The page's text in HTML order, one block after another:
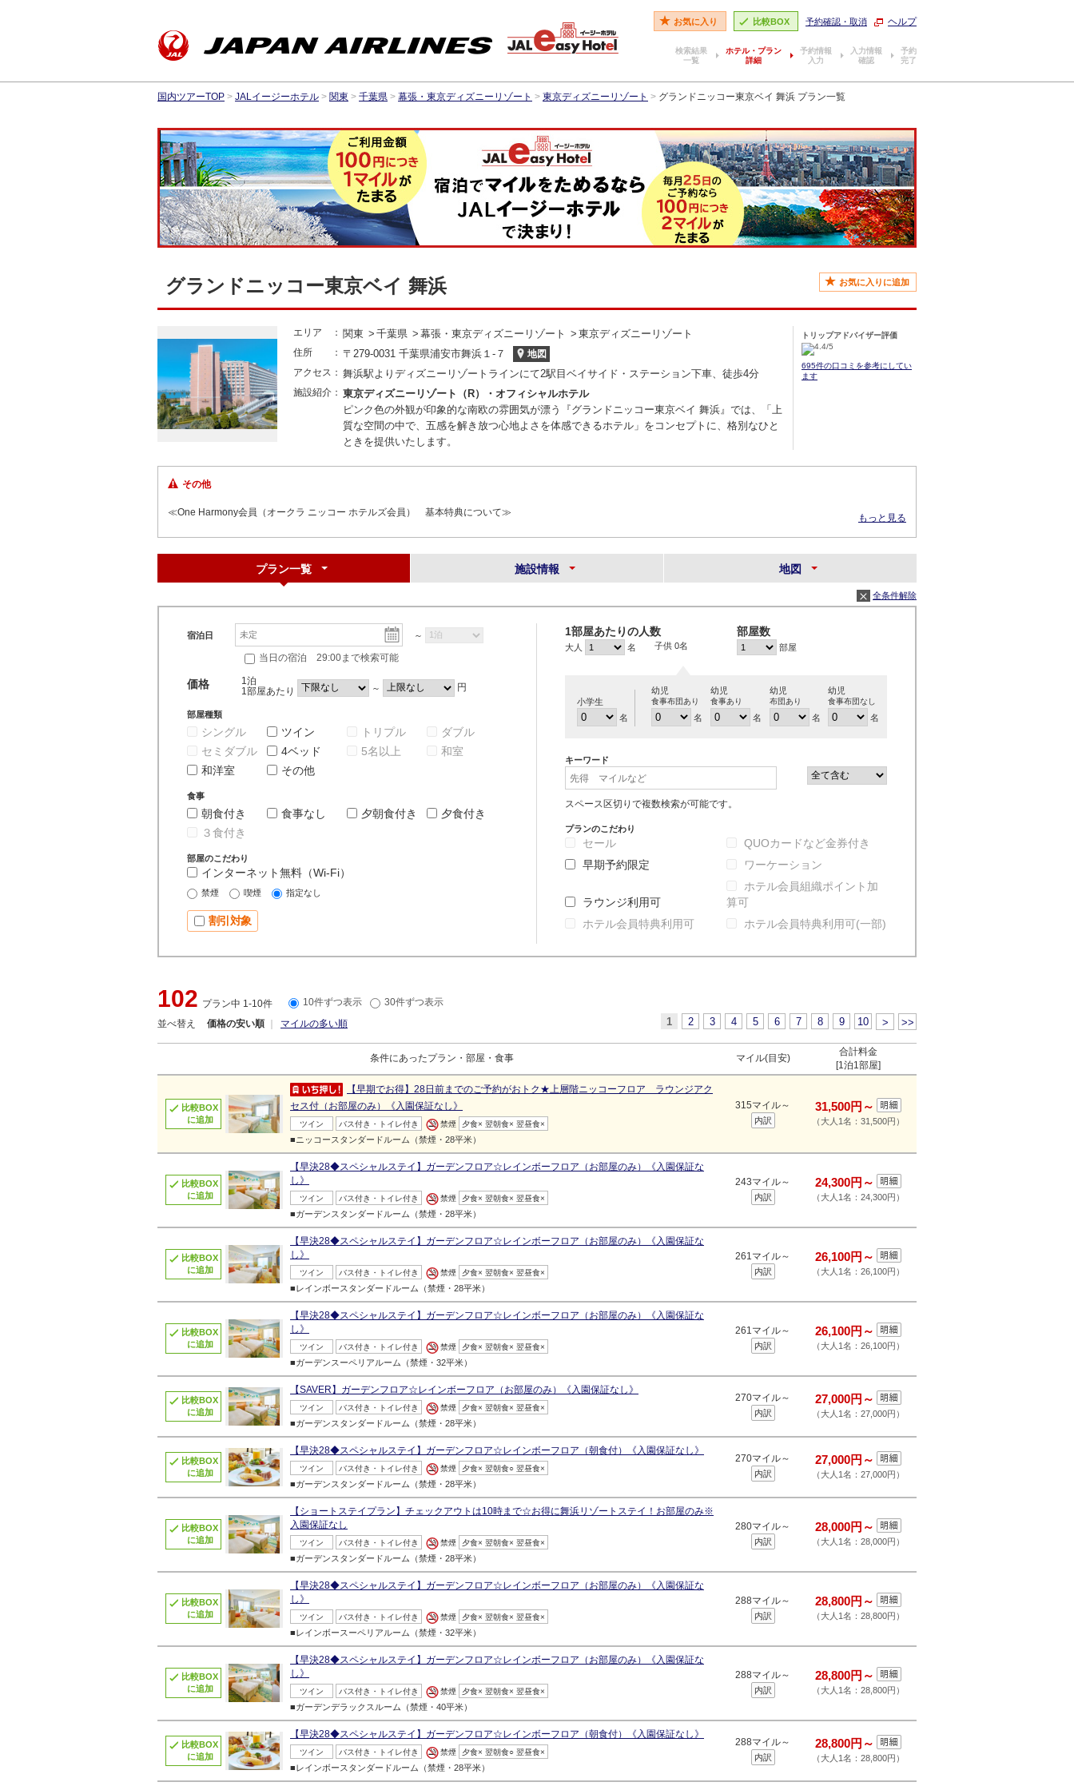
お気に入り 比較BOX 予約確認・取消 ヘルプ
検索結果
一覧
ホテル・プラン
詳細
予約情報
入力
入力情報
確認
予約
完了
国内ツアーTOP > JALイージーホテル > 関東 > 千葉県 > 幕張・東京ディズニーリゾート > 東京ディズニーリゾート > グランドニッコー東京ベイ 舞浜 プラン一覧
グランドニッコー東京ベイ 舞浜 お気に入りに追加
エリア 関東 千葉県 幕張・東京ディズニーリゾート 東京ディズニーリゾート
住所 〒279-0031 千葉県浦安市舞浜１‐７
地図
アクセス
舞浜駅よりディズニーリゾートラインにて2駅目ベイサイド・ステーション下車、徒歩4分
施設紹介
東京ディズニーリゾート（R）・オフィシャルホテル
ピンク色の外観が印象的な南欧の雰囲気が漂う『グランドニッコー東京ベイ 舞浜』では、「上
質な空間の中で、五感を解き放つ心地よさを体感できるホテル」をコンセプトに、格別なひと
ときを提供いたします。
トリップアドバイザー評価
695件の口コミを参考にしてい
ます
その他
≪One Harmony会員（オークラ ニッコー ホテルズ会員） 基本特典について≫
もっと見る
プラン一覧 施設情報 地図
全条件解除
宿泊日 ～
当日の宿泊 29:00まで検索可能
価格
1泊
1部屋あたり
～ 円
部屋種類
シングル ツイン トリプル
ダブル
セミダブル
4ベッド 5名以上
和室
和洋室
その他
食事
朝食付き 食事なし 夕朝食付き
夕食付き
３食付き
部屋のこだわり
インターネット無料（Wi-Fi）
禁煙 喫煙 指定なし
割引対象
1部屋あたりの人数
大人 名 子供 0名
部屋数
部屋
小学生
名
幼児
食事布団あり
名
幼児
食事あり
名
幼児
布団あり
名
幼児
食事布団なし
名
キーワード
スペース区切りで複数検索が可能です。
プランのこだわり
セール
QUOカードなど金券付き
早期予約限定
ワーケーション
ラウンジ利用可
ホテル会員組織ポイント加
算可
ホテル会員特典利用可
ホテル会員特典利用可(一部)
102 プラン中 1-10件 10件ずつ表示
30件ずつ表示
並べ替え
価格の安い順 マイルの多い順 1 2 3 4 5 6 7 8 9 10 > >>
条件にあったプラン・部屋・食事 マイル(目安)
合計料金
[1泊1部屋]
比較BOX
に追加
【早期でお得】28日前までのご予約がおトク★上層階ニッコーフロア ラウンジアク
セス付（お部屋のみ）《入園保証なし》
ツイン バス付き・トイレ付き 禁煙 夕食× 翌朝食× 翌昼食×
■ニッコースタンダードルーム（禁煙・28平米）
315マイル～
内訳
31,500円～
（大人1名：31,500円）
比較BOX
に追加
【早決28◆スペシャルステイ】ガーデンフロア☆レインボーフロア（お部屋のみ）《入園保証な
し》
ツイン バス付き・トイレ付き 禁煙 夕食× 翌朝食× 翌昼食×
■ガーデンスタンダードルーム（禁煙・28平米）
243マイル～
内訳
24,300円～
（大人1名：24,300円）
比較BOX
に追加
【早決28◆スペシャルステイ】ガーデンフロア☆レインボーフロア（お部屋のみ）《入園保証な
し》
ツイン バス付き・トイレ付き 禁煙 夕食× 翌朝食× 翌昼食×
■レインボースタンダードルーム（禁煙・28平米）
261マイル～
内訳
26,100円～
（大人1名：26,100円）
比較BOX
に追加
【早決28◆スペシャルステイ】ガーデンフロア☆レインボーフロア（お部屋のみ）《入園保証な
し》
ツイン バス付き・トイレ付き 禁煙 夕食× 翌朝食× 翌昼食×
■ガーデンスーペリアルーム（禁煙・32平米）
261マイル～
内訳
26,100円～
（大人1名：26,100円）
比較BOX
に追加
【SAVER】ガーデンフロア☆レインボーフロア（お部屋のみ）《入園保証なし》
ツイン バス付き・トイレ付き 禁煙 夕食× 翌朝食× 翌昼食×
■ガーデンスタンダードルーム（禁煙・28平米）
270マイル～
内訳
27,000円～
（大人1名：27,000円）
比較BOX
に追加
【早決28◆スペシャルステイ】ガーデンフロア☆レインボーフロア（朝食付）《入園保証なし》
ツイン バス付き・トイレ付き 禁煙 夕食× 翌朝食○ 翌昼食×
■ガーデンスタンダードルーム（禁煙・28平米）
270マイル～
内訳
27,000円～
（大人1名：27,000円）
比較BOX
に追加
【ショートステイプラン】チェックアウトは10時まで☆お得に舞浜リゾートステイ！お部屋のみ※
入園保証なし
ツイン バス付き・トイレ付き 禁煙 夕食× 翌朝食× 翌昼食×
■ガーデンスタンダードルーム（禁煙・28平米）
280マイル～
内訳
28,000円～
（大人1名：28,000円）
比較BOX
に追加
【早決28◆スペシャルステイ】ガーデンフロア☆レインボーフロア（お部屋のみ）《入園保証な
し》
ツイン バス付き・トイレ付き 禁煙 夕食× 翌朝食× 翌昼食×
■レインボースーペリアルーム（禁煙・32平米）
288マイル～
内訳
28,800円～
（大人1名：28,800円）
比較BOX
に追加
【早決28◆スペシャルステイ】ガーデンフロア☆レインボーフロア（お部屋のみ）《入園保証な
し》
ツイン バス付き・トイレ付き 禁煙 夕食× 翌朝食× 翌昼食×
■ガーデンデラックスルーム（禁煙・40平米）
288マイル～
内訳
28,800円～
（大人1名：28,800円）
比較BOX
に追加
【早決28◆スペシャルステイ】ガーデンフロア☆レインボーフロア（朝食付）《入園保証なし》
ツイン バス付き・トイレ付き 禁煙 夕食× 翌朝食○ 翌昼食×
■レインボースタンダードルーム（禁煙・28平米）
288マイル～
内訳
28,800円～
（大人1名：28,800円）